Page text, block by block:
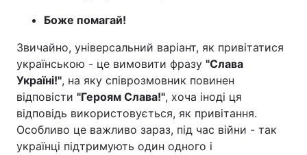
Боже помагай!
Звичайно, універсальний варіант, як привітатися
українською - це вимовити фразу "Слава
Україні!", на яку співрозмовник повинен
відповісти "Героям Слава!", хоча іноді ця
відповідь використовується, як привітання.
Особливо це важливо зараз, під час війни - так
українці підтримують один одного і